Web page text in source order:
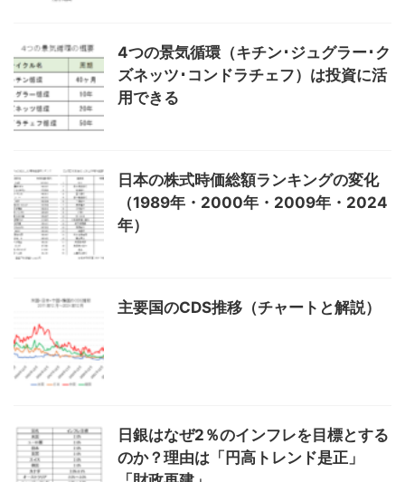
4つの景気循環（キチン･ジュグラー･ク
ズネッツ･コンドラチェフ）は投資に活
用できる
日本の株式時価総額ランキングの変化
（1989年・2000年・2009年・2024
年）
主要国のCDS推移（チャートと解説）
日銀はなぜ2％のインフレを目標とする
のか？理由は「円高トレンド是正」